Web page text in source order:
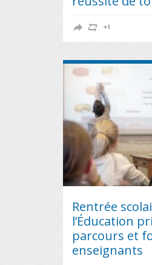
Rentrée
l’Éducation
parcours et
enseignants